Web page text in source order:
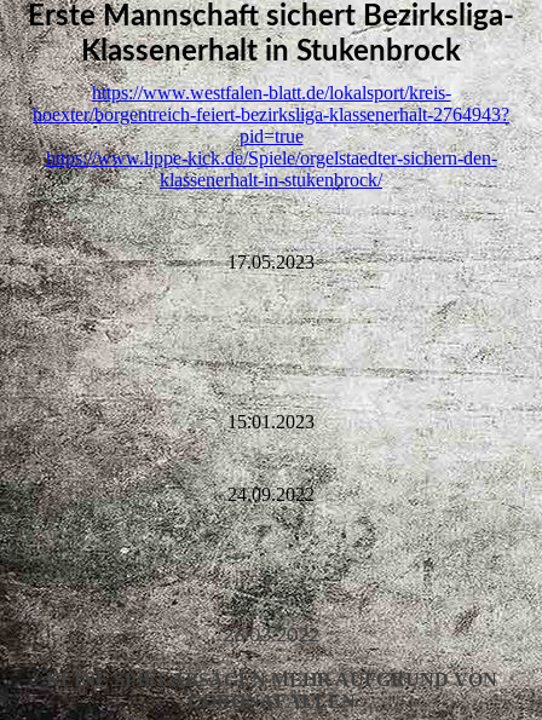
Erste Mannschaft sichert Bezirksliga-
Klassenerhalt in Stukenbrock
https://www.westfalen-blatt.de/lokalsport/kreis-
hoexter/borgentreich-feiert-bezirksliga-klassenerhalt-2764943?
pid=true
https://www.lippe-kick.de/Spiele/orgelstaedter-sichern-den-
klassenerhalt-in-stukenbrock/
17.05.2023
15.01.2023
24.09.2022
26.03.2022
KEINE SPIELABSAGEN MEHR AUFGRUND VON
CORONAFÄLLEN